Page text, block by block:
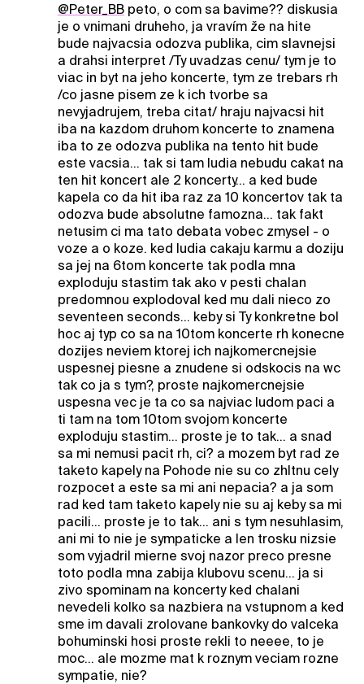
@Peter_BBpeto, o com sa bavime?? diskusia
je o vnimani druheho, ja vravím že na hite
bude najvacsia odozva publika, cim slavnejsi
a drahsi interpret /Ty uvadzas cenu/ tym je to
viac in byt na jeho koncerte, tym ze trebars rh
/co jasne pisem ze k ich tvorbe sa
nevyjadrujem, treba citat/ hraju najvacsi hit
iba na kazdom druhom koncerte to znamena
iba to ze odozva publika na tento hit bude
este vacsia... tak si tam ludia nebudu cakat na
ten hit koncert ale 2 koncerty... a ked bude
kapela co da hit iba raz za 10 koncertov tak ta
odozva bude absolutne famozna... tak fakt
netusim ci ma tato debata vobec zmysel - o
voze a o koze. ked ludia cakaju karmu a doziju
sa jej na 6tom koncerte tak podla mna
exploduju stastim tak ako v pesti chalan
predomnou explodoval ked mu dali nieco zo
seventeen seconds... keby si Ty konkretne bol
hoc aj typ co sa na 10tom koncerte rh konecne
dozijes neviem ktorej ich najkomercnejsie
uspesnej piesne a znudene si odskocis na wc
tak co ja s tym?, proste najkomercnejsie
uspesna vec je ta co sa najviac ludom paci a
ti tam na tom 10tom svojom koncerte
exploduju stastim... proste je to tak... a snad
sa mi nemusi pacit rh, ci? a mozem byt rad ze
taketo kapely na Pohode nie su co zhltnu cely
rozpocet a este sa mi ani nepacia? a ja som
rad ked tam taketo kapely nie su aj keby sa mi
pacili... proste je to tak... ani s tym nesuhlasim,
ani mi to nie je sympaticke a len trosku nizsie
som vyjadril mierne svoj nazor preco presne
toto podla mna zabija klubovu scenu... ja si
zivo spominam na koncerty ked chalani
nevedeli kolko sa nazbiera na vstupnom a ked
sme im davali zrolovane bankovky do valceka
bohuminski hosi proste rekli to neeee, to je
moc... ale mozme mat k roznym veciam rozne
sympatie, nie?